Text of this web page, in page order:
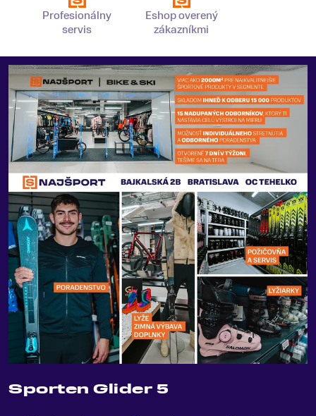
Profesionálny
servis
Eshop overený
zákazníkmi
Sporten Glider 5